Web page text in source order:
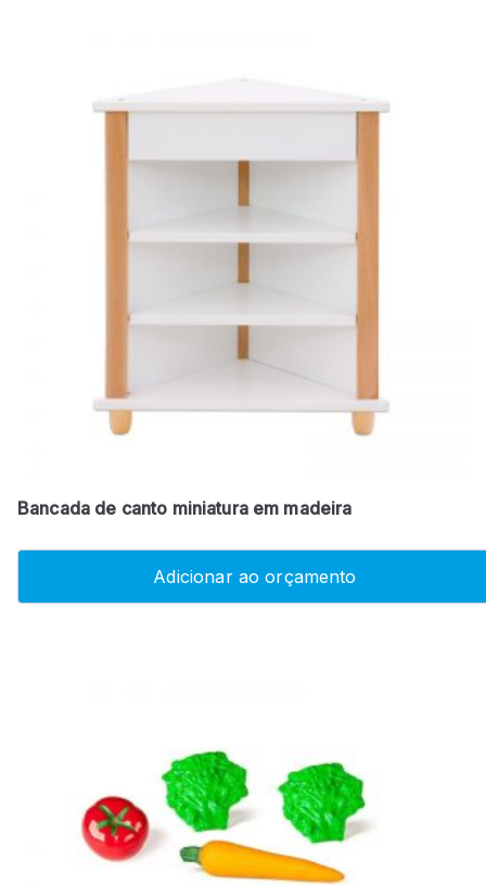
Bancada de canto miniatura em madeira
Adicionar ao orçamento